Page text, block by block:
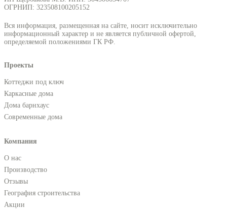
ОГРНИП: 323508100205152
Вся информация, размещенная на сайте, носит исключительно
информационный характер и не является публичной офертой,
определяемой положениями ГК РФ.
Проекты
Коттеджи под ключ
Каркасные дома
Дома барнхаус
Современные дома
Компания
О нас
Производство
Отзывы
География строительства
Акции